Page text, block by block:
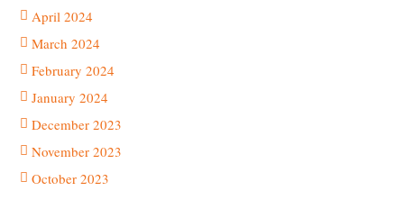
April 2024
March 2024
February 2024
January 2024
December 2023
November 2023
October 2023